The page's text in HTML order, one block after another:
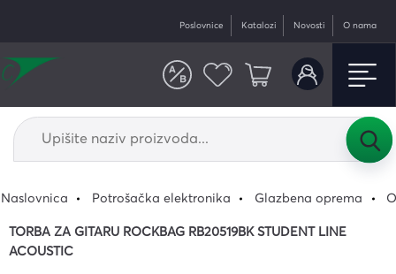
Poslovnice Katalozi Novosti O nama
Naslovnica Potrošačka elektronika Glazbena oprema
TORBA ZA GITARU ROCKBAG RB20519BK STUDENT LINE
ACOUSTIC